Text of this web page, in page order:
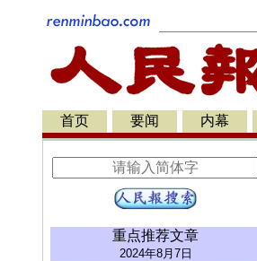
首页 要闻 内幕
重点推荐文章
2024年8月7日